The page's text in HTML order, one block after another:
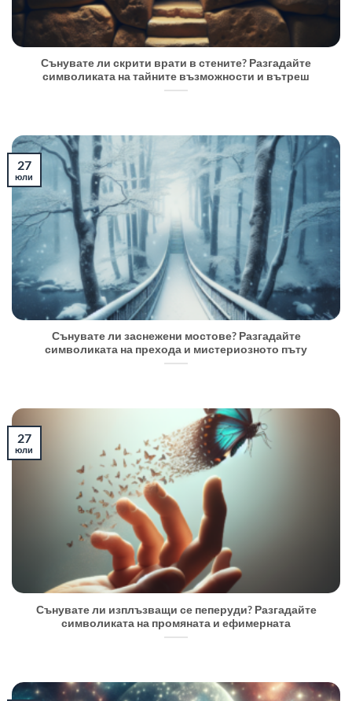
Сънувате ли скрити врати в стените? Разгадайте
символиката на тайните възможности и вътреш
Сънувате ли заснежени мостове? Разгадайте
символиката на прехода и мистериозното пъту
27
юли
Сънувате ли изплъзващи се пеперуди? Разгадайте
символиката на промяната и ефимерната
27
юли